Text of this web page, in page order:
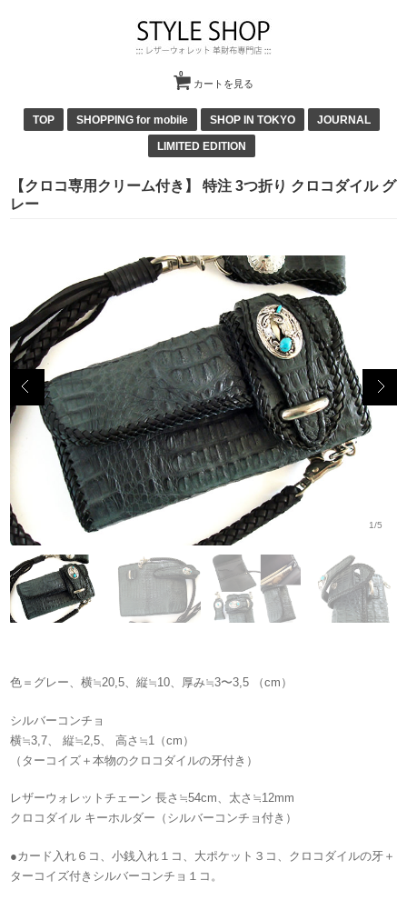
カートを見る
0
TOP SHOPPING for mobile SHOP IN TOKYO JOURNAL
LIMITED EDITION
【クロコ専用クリーム付き】 特注 3つ折り クロコダイル グ
レー
1/5
色＝グレー、横≒20,5、縦≒10、厚み≒3〜3,5 （cm）
シルバーコンチョ
横≒3,7、 縦≒2,5、 高さ≒1（cm）
（ターコイズ＋本物のクロコダイルの牙付き）
レザーウォレットチェーン 長さ≒54cm、太さ≒12mm
クロコダイル キーホルダー（シルバーコンチョ付き）
●カード入れ６コ、小銭入れ１コ、大ポケット３コ、クロコダイルの牙＋
ターコイズ付きシルバーコンチョ１コ。